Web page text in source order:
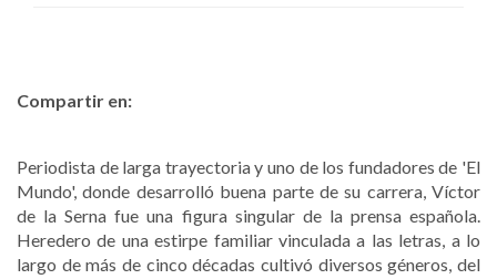
Compartir en:
Periodista de larga trayectoria y uno de los fundadores de 'El
Mundo', donde desarrolló buena parte de su carrera, Víctor
de la Serna fue una figura singular de la prensa española.
Heredero de una estirpe familiar vinculada a las letras, a lo
largo de más de cinco décadas cultivó diversos géneros, del